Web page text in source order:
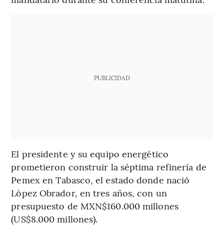
PUBLICIDAD
El presidente y su equipo energético
prometieron construir la séptima refinería de
Pemex en Tabasco, el estado donde nació
López Obrador, en tres años, con un
presupuesto de MXN$160.000 millones
(US$8.000 millones).